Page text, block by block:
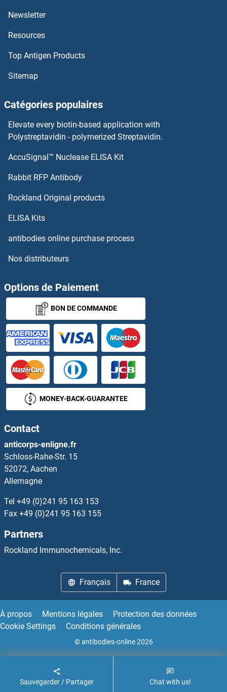
Frizzled Family Receptor 8 Anticorps
Frizzled Family Receptor 10 Anticorps
FRG1 Anticorps
FREM1 Anticorps
Free PSA Anticorps
Frataxin Anticorps
FSD1 Anticorps
FSD1L Anticorps
FSD2 Anticorps
FSH Anticorps
FSHB Anticorps
FSHR Anticorps
FSIP1 Anticorps
FSTL1 Anticorps
FSTL3 Anticorps
FSTL5 Anticorps
FTCD Anticorps
FTH1 Anticorps
FTHL17 Anticorps
FTSJ2 Anticorps
FTSJ3 Anticorps
Newsletter
Resources
Top Antigen Products
Sitemap
Catégories populaires
Elevate every biotin-based application with
Polystreptavidin - polymerized Streptavidin.
AccuSignal™ Nuclease ELISA Kit
Rabbit RFP Antibody
Rockland Original products
ELISA Kits
antibodies online purchase process
Nos distributeurs
Options de Paiement
BON DE COMMANDE
MONEY-BACK-GUARANTEE
Contact
anticorps-enligne.fr
Schloss-Rahe-Str. 15
52072, Aachen
Allemagne
Tel +49 (0)241 95 163 153
Fax +49 (0)241 95 163 155
Partners
Rockland Immunochemicals, Inc.
Français France
À propos Mentions légales
Protection des données
Cookie Settings
Conditions générales
© antibodies-online 2026
Sauvegarder / Partager Chat with us!